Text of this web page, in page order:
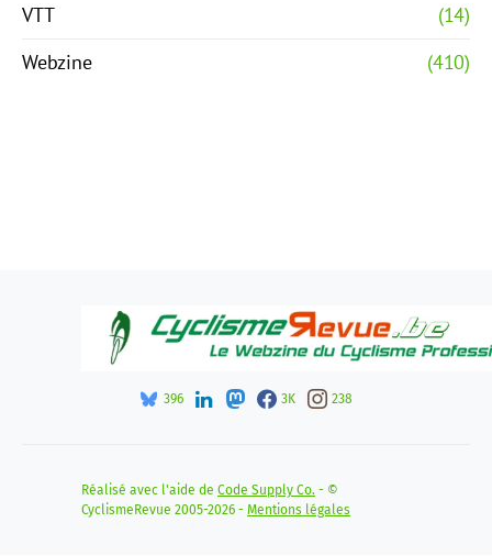
VTT
(14)
Webzine
(410)
396 3K 238
Réalisé avec l'aide de Code Supply Co. - ©
CyclismeRevue 2005-2026 - Mentions légales